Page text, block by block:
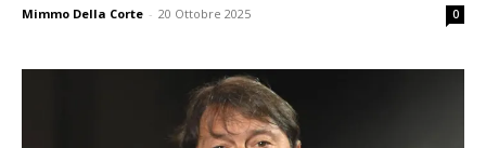
Mimmo Della Corte - 20 Ottobre 2025 0